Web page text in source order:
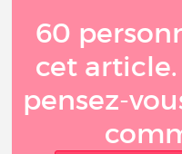
60
cet article.
pensez-